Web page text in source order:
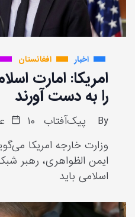
اخبار افغانستان
امریکا: امارت
را به دست آورند
By پیک‌آفتاب
۱۰ عقرب ۱۴۰۱
وزارت خارجه امریکا
ایمن الظواهری، رهبر
اسلامی باید